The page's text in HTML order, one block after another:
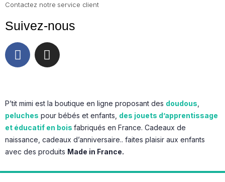
Contactez notre service client
Suivez-nous
P’tit mimi est la boutique en ligne proposant des doudous
peluches pour bébés et enfants, des jouets d’apprentissage
et éducatif en bois fabriqués en France. Cadeaux de
naissance, cadeaux d’anniversaire.. faites plaisir aux enfants
avec des produits Made in France.